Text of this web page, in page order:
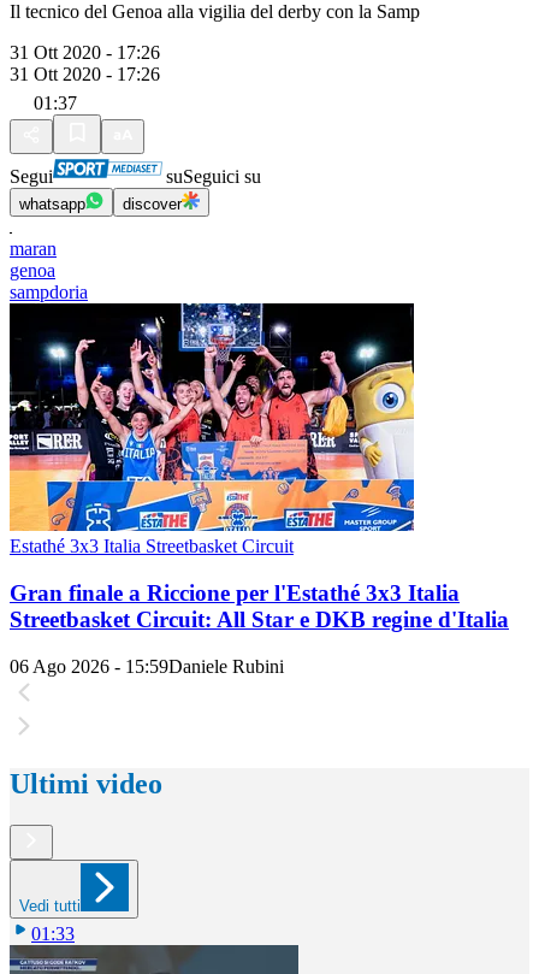
Il tecnico del Genoa alla vigilia del derby con la Samp
31 Ott 2020 - 17:26
31 Ott 2020 - 17:26
01:37
Segui suSeguici su
whatsapp discover
maran
genoa
sampdoria
Estathé 3x3 Italia Streetbasket Circuit
Gran finale a Riccione per l'Estathé 3x3 Italia
Streetbasket Circuit: All Star e DKB regine d'Italia
06 Ago 2026 - 15:59Daniele Rubini
Ultimi video
Vedi tutti
01:33